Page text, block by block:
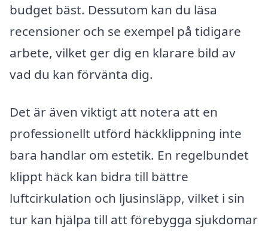
budget bäst. Dessutom kan du läsa
recensioner och se exempel på tidigare
arbete, vilket ger dig en klarare bild av
vad du kan förvänta dig.
Det är även viktigt att notera att en
professionellt utförd häckklippning inte
bara handlar om estetik. En regelbundet
klippt häck kan bidra till bättre
luftcirkulation och ljusinsläpp, vilket i sin
tur kan hjälpa till att förebygga sjukdomar